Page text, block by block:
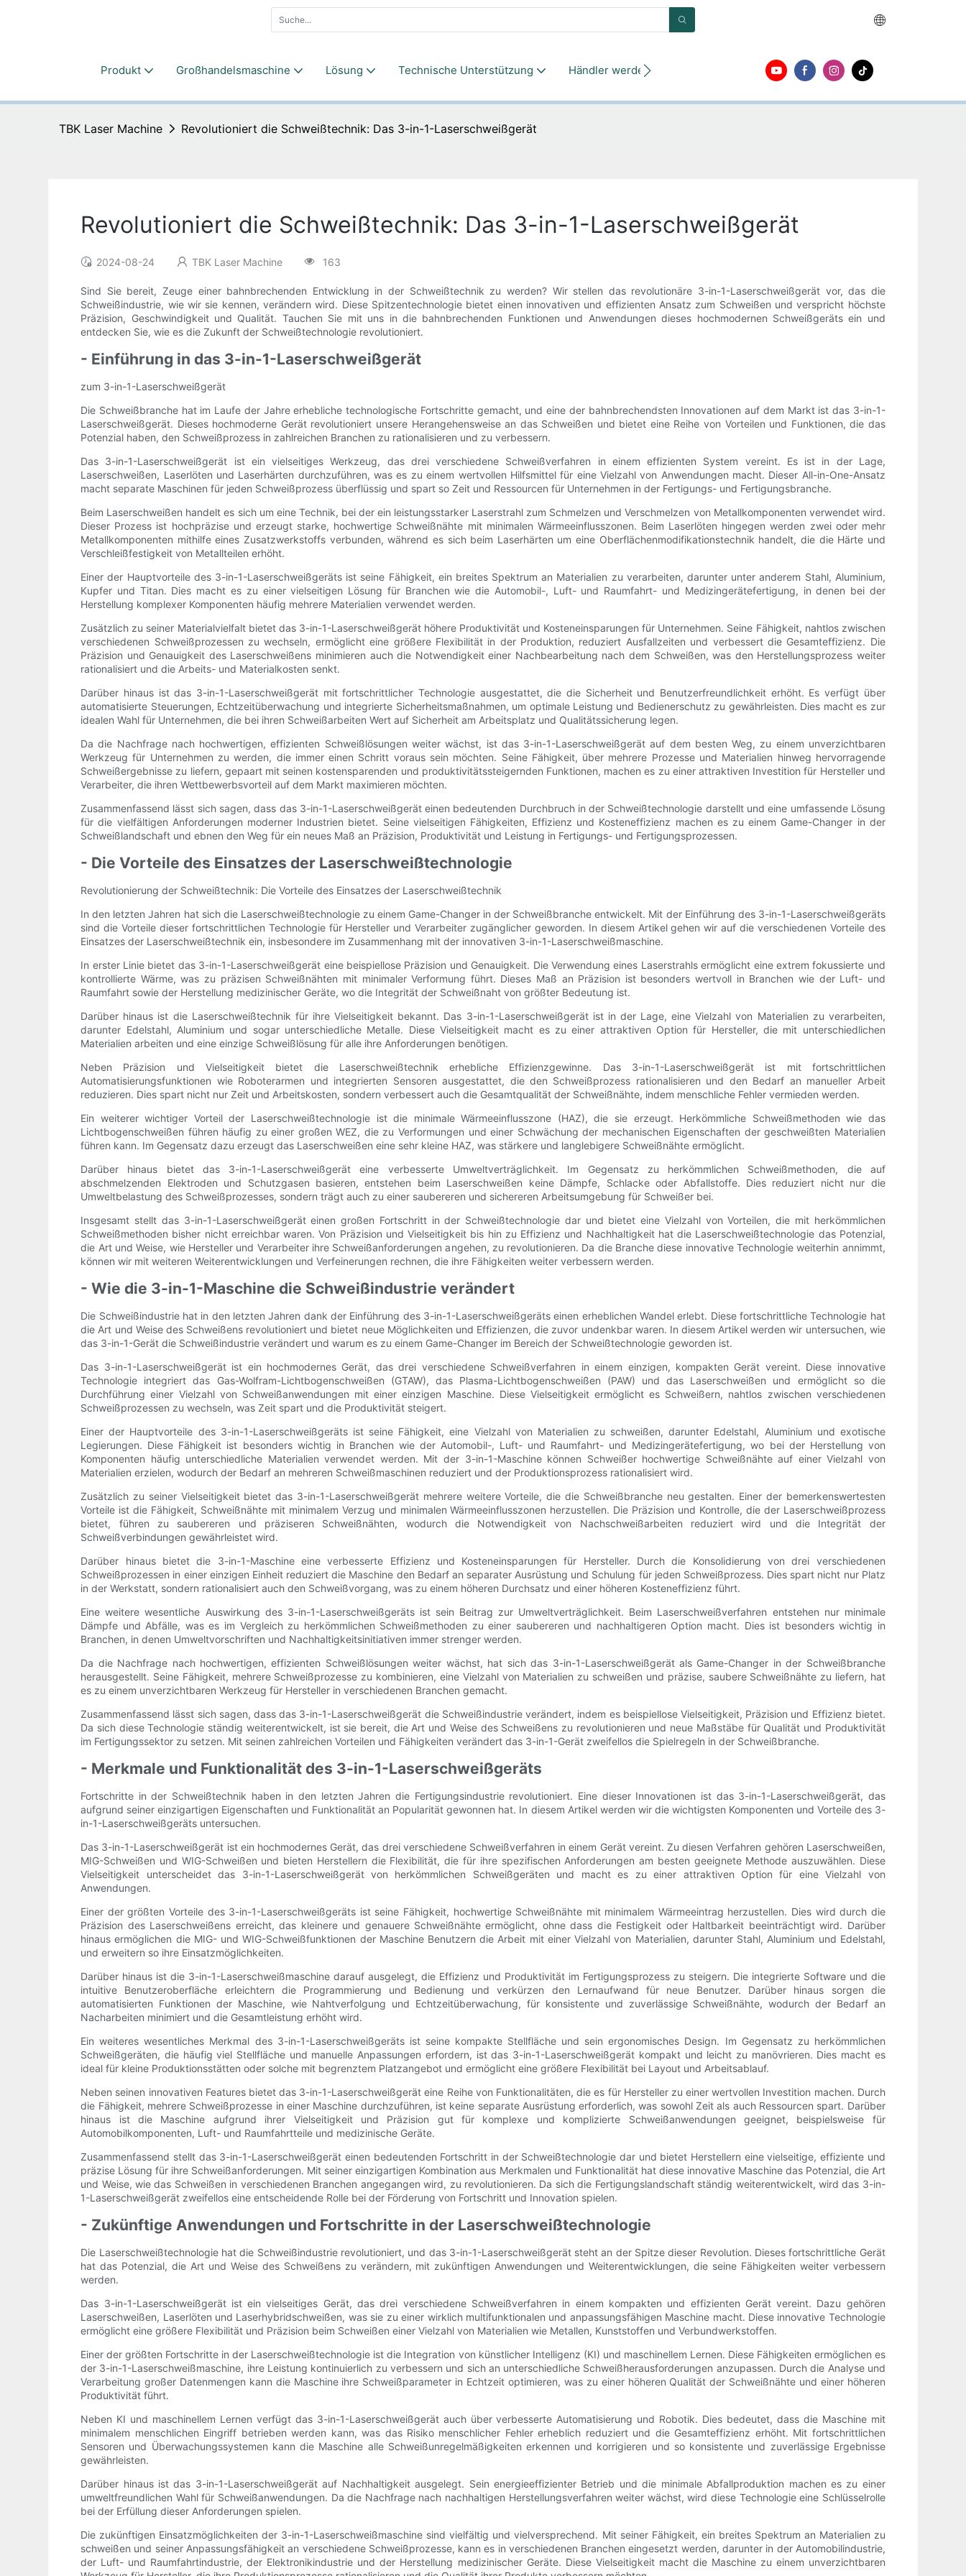
Produkt Großhandelsmaschine Lösung Technische Unterstützung Händler werden
TBK Laser Machine Revolutioniert die Schweißtechnik: Das 3-in-1-Laserschweißgerät
Revolutioniert die Schweißtechnik: Das 3-in-1-Laserschweißgerät
2024-08-24 TBK Laser Machine 163
Sind Sie bereit, Zeuge einer bahnbrechenden Entwicklung in der Schweißtechnik zu werden? Wir stellen das revolutionäre 3-in-1-Laserschweißgerät vor, das die
Schweißindustrie, wie wir sie kennen, verändern wird. Diese Spitzentechnologie bietet einen innovativen und effizienten Ansatz zum Schweißen und verspricht höchste
Präzision, Geschwindigkeit und Qualität. Tauchen Sie mit uns in die bahnbrechenden Funktionen und Anwendungen dieses hochmodernen Schweißgeräts ein und
entdecken Sie, wie es die Zukunft der Schweißtechnologie revolutioniert.
- Einführung in das 3-in-1-Laserschweißgerät
zum 3-in-1-Laserschweißgerät
Die Schweißbranche hat im Laufe der Jahre erhebliche technologische Fortschritte gemacht, und eine der bahnbrechendsten Innovationen auf dem Markt ist das 3-in-1-
Laserschweißgerät. Dieses hochmoderne Gerät revolutioniert unsere Herangehensweise an das Schweißen und bietet eine Reihe von Vorteilen und Funktionen, die das
Potenzial haben, den Schweißprozess in zahlreichen Branchen zu rationalisieren und zu verbessern.
Das 3-in-1-Laserschweißgerät ist ein vielseitiges Werkzeug, das drei verschiedene Schweißverfahren in einem effizienten System vereint. Es ist in der Lage,
Laserschweißen, Laserlöten und Laserhärten durchzuführen, was es zu einem wertvollen Hilfsmittel für eine Vielzahl von Anwendungen macht. Dieser All-in-One-Ansatz
macht separate Maschinen für jeden Schweißprozess überflüssig und spart so Zeit und Ressourcen für Unternehmen in der Fertigungs- und Fertigungsbranche.
Beim Laserschweißen handelt es sich um eine Technik, bei der ein leistungsstarker Laserstrahl zum Schmelzen und Verschmelzen von Metallkomponenten verwendet wird.
Dieser Prozess ist hochpräzise und erzeugt starke, hochwertige Schweißnähte mit minimalen Wärmeeinflusszonen. Beim Laserlöten hingegen werden zwei oder mehr
Metallkomponenten mithilfe eines Zusatzwerkstoffs verbunden, während es sich beim Laserhärten um eine Oberflächenmodifikationstechnik handelt, die die Härte und
Verschleißfestigkeit von Metallteilen erhöht.
Einer der Hauptvorteile des 3-in-1-Laserschweißgeräts ist seine Fähigkeit, ein breites Spektrum an Materialien zu verarbeiten, darunter unter anderem Stahl, Aluminium,
Kupfer und Titan. Dies macht es zu einer vielseitigen Lösung für Branchen wie die Automobil-, Luft- und Raumfahrt- und Medizingerätefertigung, in denen bei der
Herstellung komplexer Komponenten häufig mehrere Materialien verwendet werden.
Zusätzlich zu seiner Materialvielfalt bietet das 3-in-1-Laserschweißgerät höhere Produktivität und Kosteneinsparungen für Unternehmen. Seine Fähigkeit, nahtlos zwischen
verschiedenen Schweißprozessen zu wechseln, ermöglicht eine größere Flexibilität in der Produktion, reduziert Ausfallzeiten und verbessert die Gesamteffizienz. Die
Präzision und Genauigkeit des Laserschweißens minimieren auch die Notwendigkeit einer Nachbearbeitung nach dem Schweißen, was den Herstellungsprozess weiter
rationalisiert und die Arbeits- und Materialkosten senkt.
Darüber hinaus ist das 3-in-1-Laserschweißgerät mit fortschrittlicher Technologie ausgestattet, die die Sicherheit und Benutzerfreundlichkeit erhöht. Es verfügt über
automatisierte Steuerungen, Echtzeitüberwachung und integrierte Sicherheitsmaßnahmen, um optimale Leistung und Bedienerschutz zu gewährleisten. Dies macht es zur
idealen Wahl für Unternehmen, die bei ihren Schweißarbeiten Wert auf Sicherheit am Arbeitsplatz und Qualitätssicherung legen.
Da die Nachfrage nach hochwertigen, effizienten Schweißlösungen weiter wächst, ist das 3-in-1-Laserschweißgerät auf dem besten Weg, zu einem unverzichtbaren
Werkzeug für Unternehmen zu werden, die immer einen Schritt voraus sein möchten. Seine Fähigkeit, über mehrere Prozesse und Materialien hinweg hervorragende
Schweißergebnisse zu liefern, gepaart mit seinen kostensparenden und produktivitätssteigernden Funktionen, machen es zu einer attraktiven Investition für Hersteller und
Verarbeiter, die ihren Wettbewerbsvorteil auf dem Markt maximieren möchten.
Zusammenfassend lässt sich sagen, dass das 3-in-1-Laserschweißgerät einen bedeutenden Durchbruch in der Schweißtechnologie darstellt und eine umfassende Lösung
für die vielfältigen Anforderungen moderner Industrien bietet. Seine vielseitigen Fähigkeiten, Effizienz und Kosteneffizienz machen es zu einem Game-Changer in der
Schweißlandschaft und ebnen den Weg für ein neues Maß an Präzision, Produktivität und Leistung in Fertigungs- und Fertigungsprozessen.
- Die Vorteile des Einsatzes der Laserschweißtechnologie
Revolutionierung der Schweißtechnik: Die Vorteile des Einsatzes der Laserschweißtechnik
In den letzten Jahren hat sich die Laserschweißtechnologie zu einem Game-Changer in der Schweißbranche entwickelt. Mit der Einführung des 3-in-1-Laserschweißgeräts
sind die Vorteile dieser fortschrittlichen Technologie für Hersteller und Verarbeiter zugänglicher geworden. In diesem Artikel gehen wir auf die verschiedenen Vorteile des
Einsatzes der Laserschweißtechnik ein, insbesondere im Zusammenhang mit der innovativen 3-in-1-Laserschweißmaschine.
In erster Linie bietet das 3-in-1-Laserschweißgerät eine beispiellose Präzision und Genauigkeit. Die Verwendung eines Laserstrahls ermöglicht eine extrem fokussierte und
kontrollierte Wärme, was zu präzisen Schweißnähten mit minimaler Verformung führt. Dieses Maß an Präzision ist besonders wertvoll in Branchen wie der Luft- und
Raumfahrt sowie der Herstellung medizinischer Geräte, wo die Integrität der Schweißnaht von größter Bedeutung ist.
Darüber hinaus ist die Laserschweißtechnik für ihre Vielseitigkeit bekannt. Das 3-in-1-Laserschweißgerät ist in der Lage, eine Vielzahl von Materialien zu verarbeiten,
darunter Edelstahl, Aluminium und sogar unterschiedliche Metalle. Diese Vielseitigkeit macht es zu einer attraktiven Option für Hersteller, die mit unterschiedlichen
Materialien arbeiten und eine einzige Schweißlösung für alle ihre Anforderungen benötigen.
Neben Präzision und Vielseitigkeit bietet die Laserschweißtechnik erhebliche Effizienzgewinne. Das 3-in-1-Laserschweißgerät ist mit fortschrittlichen
Automatisierungsfunktionen wie Roboterarmen und integrierten Sensoren ausgestattet, die den Schweißprozess rationalisieren und den Bedarf an manueller Arbeit
reduzieren. Dies spart nicht nur Zeit und Arbeitskosten, sondern verbessert auch die Gesamtqualität der Schweißnähte, indem menschliche Fehler vermieden werden.
Ein weiterer wichtiger Vorteil der Laserschweißtechnologie ist die minimale Wärmeeinflusszone (HAZ), die sie erzeugt. Herkömmliche Schweißmethoden wie das
Lichtbogenschweißen führen häufig zu einer großen WEZ, die zu Verformungen und einer Schwächung der mechanischen Eigenschaften der geschweißten Materialien
führen kann. Im Gegensatz dazu erzeugt das Laserschweißen eine sehr kleine HAZ, was stärkere und langlebigere Schweißnähte ermöglicht.
Darüber hinaus bietet das 3-in-1-Laserschweißgerät eine verbesserte Umweltverträglichkeit. Im Gegensatz zu herkömmlichen Schweißmethoden, die auf
abschmelzenden Elektroden und Schutzgasen basieren, entstehen beim Laserschweißen keine Dämpfe, Schlacke oder Abfallstoffe. Dies reduziert nicht nur die
Umweltbelastung des Schweißprozesses, sondern trägt auch zu einer saubereren und sichereren Arbeitsumgebung für Schweißer bei.
Insgesamt stellt das 3-in-1-Laserschweißgerät einen großen Fortschritt in der Schweißtechnologie dar und bietet eine Vielzahl von Vorteilen, die mit herkömmlichen
Schweißmethoden bisher nicht erreichbar waren. Von Präzision und Vielseitigkeit bis hin zu Effizienz und Nachhaltigkeit hat die Laserschweißtechnologie das Potenzial,
die Art und Weise, wie Hersteller und Verarbeiter ihre Schweißanforderungen angehen, zu revolutionieren. Da die Branche diese innovative Technologie weiterhin annimmt,
können wir mit weiteren Weiterentwicklungen und Verfeinerungen rechnen, die ihre Fähigkeiten weiter verbessern werden.
- Wie die 3-in-1-Maschine die Schweißindustrie verändert
Die Schweißindustrie hat in den letzten Jahren dank der Einführung des 3-in-1-Laserschweißgeräts einen erheblichen Wandel erlebt. Diese fortschrittliche Technologie hat
die Art und Weise des Schweißens revolutioniert und bietet neue Möglichkeiten und Effizienzen, die zuvor undenkbar waren. In diesem Artikel werden wir untersuchen, wie
das 3-in-1-Gerät die Schweißindustrie verändert und warum es zu einem Game-Changer im Bereich der Schweißtechnologie geworden ist.
Das 3-in-1-Laserschweißgerät ist ein hochmodernes Gerät, das drei verschiedene Schweißverfahren in einem einzigen, kompakten Gerät vereint. Diese innovative
Technologie integriert das Gas-Wolfram-Lichtbogenschweißen (GTAW), das Plasma-Lichtbogenschweißen (PAW) und das Laserschweißen und ermöglicht so die
Durchführung einer Vielzahl von Schweißanwendungen mit einer einzigen Maschine. Diese Vielseitigkeit ermöglicht es Schweißern, nahtlos zwischen verschiedenen
Schweißprozessen zu wechseln, was Zeit spart und die Produktivität steigert.
Einer der Hauptvorteile des 3-in-1-Laserschweißgeräts ist seine Fähigkeit, eine Vielzahl von Materialien zu schweißen, darunter Edelstahl, Aluminium und exotische
Legierungen. Diese Fähigkeit ist besonders wichtig in Branchen wie der Automobil-, Luft- und Raumfahrt- und Medizingerätefertigung, wo bei der Herstellung von
Komponenten häufig unterschiedliche Materialien verwendet werden. Mit der 3-in-1-Maschine können Schweißer hochwertige Schweißnähte auf einer Vielzahl von
Materialien erzielen, wodurch der Bedarf an mehreren Schweißmaschinen reduziert und der Produktionsprozess rationalisiert wird.
Zusätzlich zu seiner Vielseitigkeit bietet das 3-in-1-Laserschweißgerät mehrere weitere Vorteile, die die Schweißbranche neu gestalten. Einer der bemerkenswertesten
Vorteile ist die Fähigkeit, Schweißnähte mit minimalem Verzug und minimalen Wärmeeinflusszonen herzustellen. Die Präzision und Kontrolle, die der Laserschweißprozess
bietet, führen zu saubereren und präziseren Schweißnähten, wodurch die Notwendigkeit von Nachschweißarbeiten reduziert wird und die Integrität der
Schweißverbindungen gewährleistet wird.
Darüber hinaus bietet die 3-in-1-Maschine eine verbesserte Effizienz und Kosteneinsparungen für Hersteller. Durch die Konsolidierung von drei verschiedenen
Schweißprozessen in einer einzigen Einheit reduziert die Maschine den Bedarf an separater Ausrüstung und Schulung für jeden Schweißprozess. Dies spart nicht nur Platz
in der Werkstatt, sondern rationalisiert auch den Schweißvorgang, was zu einem höheren Durchsatz und einer höheren Kosteneffizienz führt.
Eine weitere wesentliche Auswirkung des 3-in-1-Laserschweißgeräts ist sein Beitrag zur Umweltverträglichkeit. Beim Laserschweißverfahren entstehen nur minimale
Dämpfe und Abfälle, was es im Vergleich zu herkömmlichen Schweißmethoden zu einer saubereren und nachhaltigeren Option macht. Dies ist besonders wichtig in
Branchen, in denen Umweltvorschriften und Nachhaltigkeitsinitiativen immer strenger werden.
Da die Nachfrage nach hochwertigen, effizienten Schweißlösungen weiter wächst, hat sich das 3-in-1-Laserschweißgerät als Game-Changer in der Schweißbranche
herausgestellt. Seine Fähigkeit, mehrere Schweißprozesse zu kombinieren, eine Vielzahl von Materialien zu schweißen und präzise, ​​saubere Schweißnähte zu liefern, hat
es zu einem unverzichtbaren Werkzeug für Hersteller in verschiedenen Branchen gemacht.
Zusammenfassend lässt sich sagen, dass das 3-in-1-Laserschweißgerät die Schweißindustrie verändert, indem es beispiellose Vielseitigkeit, Präzision und Effizienz bietet.
Da sich diese Technologie ständig weiterentwickelt, ist sie bereit, die Art und Weise des Schweißens zu revolutionieren und neue Maßstäbe für Qualität und Produktivität
im Fertigungssektor zu setzen. Mit seinen zahlreichen Vorteilen und Fähigkeiten verändert das 3-in-1-Gerät zweifellos die Spielregeln in der Schweißbranche.
- Merkmale und Funktionalität des 3-in-1-Laserschweißgeräts
Fortschritte in der Schweißtechnik haben in den letzten Jahren die Fertigungsindustrie revolutioniert. Eine dieser Innovationen ist das 3-in-1-Laserschweißgerät, das
aufgrund seiner einzigartigen Eigenschaften und Funktionalität an Popularität gewonnen hat. In diesem Artikel werden wir die wichtigsten Komponenten und Vorteile des 3-
in-1-Laserschweißgeräts untersuchen.
Das 3-in-1-Laserschweißgerät ist ein hochmodernes Gerät, das drei verschiedene Schweißverfahren in einem Gerät vereint. Zu diesen Verfahren gehören Laserschweißen,
MIG-Schweißen und WIG-Schweißen und bieten Herstellern die Flexibilität, die für ihre spezifischen Anforderungen am besten geeignete Methode auszuwählen. Diese
Vielseitigkeit unterscheidet das 3-in-1-Laserschweißgerät von herkömmlichen Schweißgeräten und macht es zu einer attraktiven Option für eine Vielzahl von
Anwendungen.
Einer der größten Vorteile des 3-in-1-Laserschweißgeräts ist seine Fähigkeit, hochwertige Schweißnähte mit minimalem Wärmeeintrag herzustellen. Dies wird durch die
Präzision des Laserschweißens erreicht, das kleinere und genauere Schweißnähte ermöglicht, ohne dass die Festigkeit oder Haltbarkeit beeinträchtigt wird. Darüber
hinaus ermöglichen die MIG- und WIG-Schweißfunktionen der Maschine Benutzern die Arbeit mit einer Vielzahl von Materialien, darunter Stahl, Aluminium und Edelstahl,
und erweitern so ihre Einsatzmöglichkeiten.
Darüber hinaus ist die 3-in-1-Laserschweißmaschine darauf ausgelegt, die Effizienz und Produktivität im Fertigungsprozess zu steigern. Die integrierte Software und die
intuitive Benutzeroberfläche erleichtern die Programmierung und Bedienung und verkürzen den Lernaufwand für neue Benutzer. Darüber hinaus sorgen die
automatisierten Funktionen der Maschine, wie Nahtverfolgung und Echtzeitüberwachung, für konsistente und zuverlässige Schweißnähte, wodurch der Bedarf an
Nacharbeiten minimiert und die Gesamtleistung erhöht wird.
Ein weiteres wesentliches Merkmal des 3-in-1-Laserschweißgeräts ist seine kompakte Stellfläche und sein ergonomisches Design. Im Gegensatz zu herkömmlichen
Schweißgeräten, die häufig viel Stellfläche und manuelle Anpassungen erfordern, ist das 3-in-1-Laserschweißgerät kompakt und leicht zu manövrieren. Dies macht es
ideal für kleine Produktionsstätten oder solche mit begrenztem Platzangebot und ermöglicht eine größere Flexibilität bei Layout und Arbeitsablauf.
Neben seinen innovativen Features bietet das 3-in-1-Laserschweißgerät eine Reihe von Funktionalitäten, die es für Hersteller zu einer wertvollen Investition machen. Durch
die Fähigkeit, mehrere Schweißprozesse in einer Maschine durchzuführen, ist keine separate Ausrüstung erforderlich, was sowohl Zeit als auch Ressourcen spart. Darüber
hinaus ist die Maschine aufgrund ihrer Vielseitigkeit und Präzision gut für komplexe und komplizierte Schweißanwendungen geeignet, beispielsweise für
Automobilkomponenten, Luft- und Raumfahrtteile und medizinische Geräte.
Zusammenfassend stellt das 3-in-1-Laserschweißgerät einen bedeutenden Fortschritt in der Schweißtechnologie dar und bietet Herstellern eine vielseitige, effiziente und
präzise Lösung für ihre Schweißanforderungen. Mit seiner einzigartigen Kombination aus Merkmalen und Funktionalität hat diese innovative Maschine das Potenzial, die Art
und Weise, wie das Schweißen in verschiedenen Branchen angegangen wird, zu revolutionieren. Da sich die Fertigungslandschaft ständig weiterentwickelt, wird das 3-in-
1-Laserschweißgerät zweifellos eine entscheidende Rolle bei der Förderung von Fortschritt und Innovation spielen.
- Zukünftige Anwendungen und Fortschritte in der Laserschweißtechnologie
Die Laserschweißtechnologie hat die Schweißindustrie revolutioniert, und das 3-in-1-Laserschweißgerät steht an der Spitze dieser Revolution. Dieses fortschrittliche Gerät
hat das Potenzial, die Art und Weise des Schweißens zu verändern, mit zukünftigen Anwendungen und Weiterentwicklungen, die seine Fähigkeiten weiter verbessern
werden.
Das 3-in-1-Laserschweißgerät ist ein vielseitiges Gerät, das drei verschiedene Schweißverfahren in einem kompakten und effizienten Gerät vereint. Dazu gehören
Laserschweißen, Laserlöten und Laserhybridschweißen, was sie zu einer wirklich multifunktionalen und anpassungsfähigen Maschine macht. Diese innovative Technologie
ermöglicht eine größere Flexibilität und Präzision beim Schweißen einer Vielzahl von Materialien wie Metallen, Kunststoffen und Verbundwerkstoffen.
Einer der größten Fortschritte in der Laserschweißtechnologie ist die Integration von künstlicher Intelligenz (KI) und maschinellem Lernen. Diese Fähigkeiten ermöglichen es
der 3-in-1-Laserschweißmaschine, ihre Leistung kontinuierlich zu verbessern und sich an unterschiedliche Schweißherausforderungen anzupassen. Durch die Analyse und
Verarbeitung großer Datenmengen kann die Maschine ihre Schweißparameter in Echtzeit optimieren, was zu einer höheren Qualität der Schweißnähte und einer höheren
Produktivität führt.
Neben KI und maschinellem Lernen verfügt das 3-in-1-Laserschweißgerät auch über verbesserte Automatisierung und Robotik. Dies bedeutet, dass die Maschine mit
minimalem menschlichen Eingriff betrieben werden kann, was das Risiko menschlicher Fehler erheblich reduziert und die Gesamteffizienz erhöht. Mit fortschrittlichen
Sensoren und Überwachungssystemen kann die Maschine alle Schweißunregelmäßigkeiten erkennen und korrigieren und so konsistente und zuverlässige Ergebnisse
gewährleisten.
Darüber hinaus ist das 3-in-1-Laserschweißgerät auf Nachhaltigkeit ausgelegt. Sein energieeffizienter Betrieb und die minimale Abfallproduktion machen es zu einer
umweltfreundlichen Wahl für Schweißanwendungen. Da die Nachfrage nach nachhaltigen Herstellungsverfahren weiter wächst, wird diese Technologie eine Schlüsselrolle
bei der Erfüllung dieser Anforderungen spielen.
Die zukünftigen Einsatzmöglichkeiten der 3-in-1-Laserschweißmaschine sind vielfältig und vielversprechend. Mit seiner Fähigkeit, ein breites Spektrum an Materialien zu
schweißen und seiner Anpassungsfähigkeit an verschiedene Schweißprozesse, kann es in verschiedenen Branchen eingesetzt werden, darunter in der Automobilindustrie,
der Luft- und Raumfahrtindustrie, der Elektronikindustrie und der Herstellung medizinischer Geräte. Diese Vielseitigkeit macht die Maschine zu einem unverzichtbaren